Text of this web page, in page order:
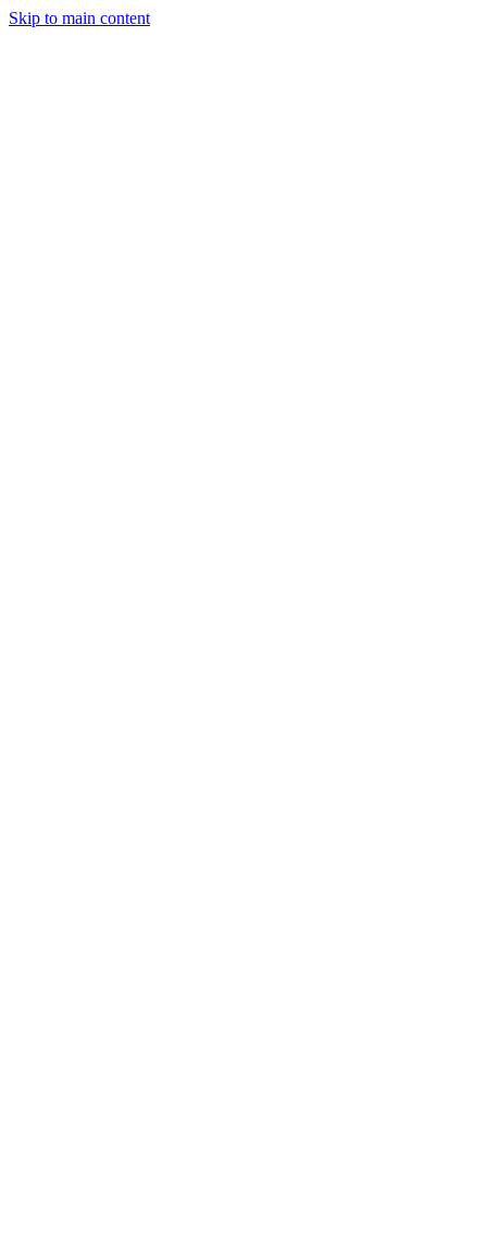
Skip to main content